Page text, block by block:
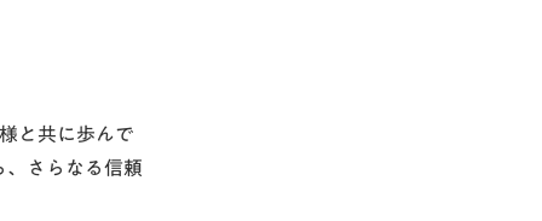
と共に歩んで
さらなる信頼